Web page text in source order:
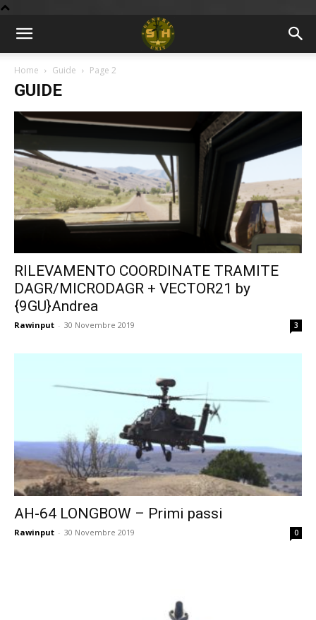
BLOG
9GU
Home Guide Page 2
GUIDE
RILEVAMENTO COORDINATE TRAMITE
DAGR/MICRODAGR + VECTOR21 by
{9GU}Andrea
Rawinput - 30 Novembre 2019 3
AH-64 LONGBOW – Primi passi
Rawinput - 30 Novembre 2019 0